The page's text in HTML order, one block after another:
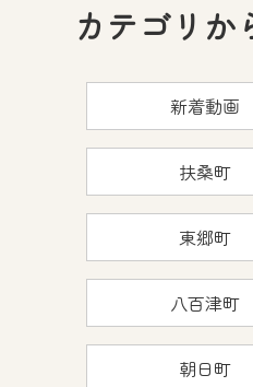
カテゴリか
新着動画
扶桑町
東郷町
八百津町
朝日町